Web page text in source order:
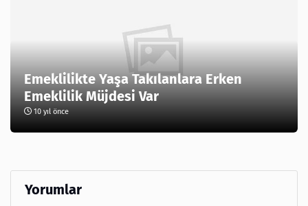
Emeklilikte Yaşa Takılanlara Erken
Emeklilik Müjdesi Var
10 yıl önce
Yorumlar